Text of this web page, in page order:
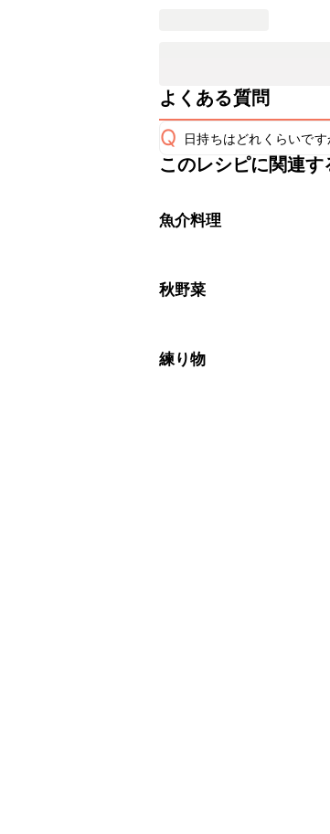
よくある質問
Q 日持ちはどれくらいです
保存期間は冷蔵で翌日
※日持ちは目安です。
このレシピに関連す
魚介料理
秋野菜
練り物